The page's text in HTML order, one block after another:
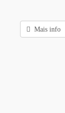
Mais info